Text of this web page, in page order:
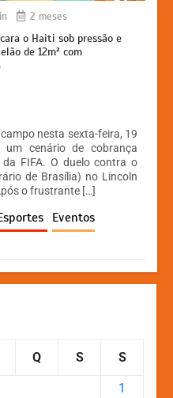
2 meses
o Haiti sob pressão e
de 12m² com
nesta sexta-feira, 19
cenário de cobrança
FIFA. O duelo contra o
de Brasília) no Lincoln
o frustrante […]
Eventos
Q S S
1